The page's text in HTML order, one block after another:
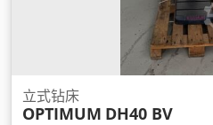
立式钻床
OPTIMUM DH40 BV